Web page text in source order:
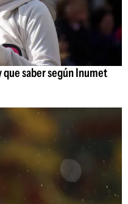
que saber según Inumet